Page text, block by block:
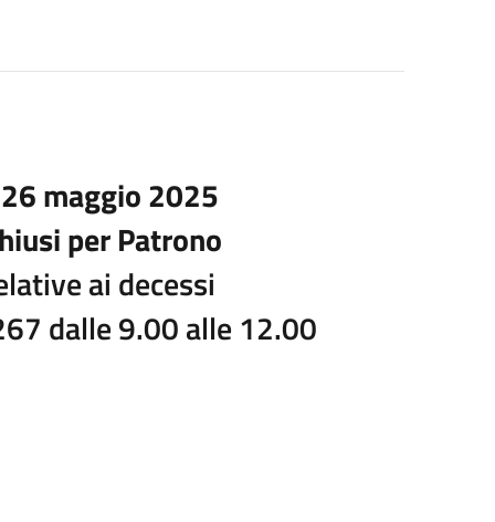
maggio 2025
per Patrono
ai decessi
dalle 9.00 alle 12.00